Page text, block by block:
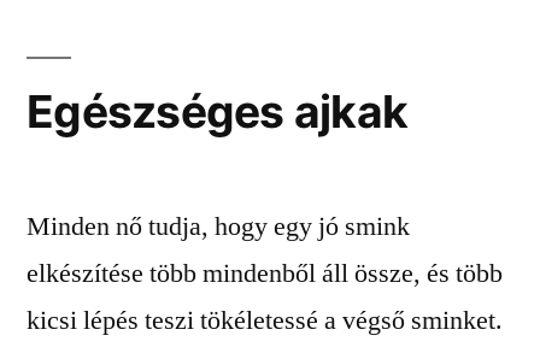
Egészséges ajkak
Minden nő tudja, hogy egy jó smink
elkészítése több mindenből áll össze, és több
kicsi lépés teszi tökéletessé a végső sminket.